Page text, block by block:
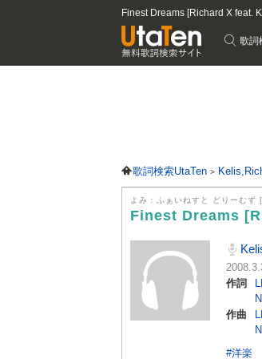
Finest Dreams [Richard X feat.
歌詞
歌詞検索UtaTen
よみ：ふぁいねすと どりーむ
Finest Dreams
作詞
N
作曲
N
#洋楽